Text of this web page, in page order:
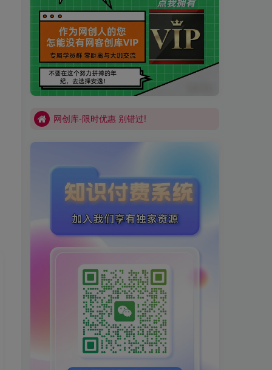
买VIP会员或加盟商-全年最低价-立即抢额
网创库-限时优惠 别错过!
买VIP会员或加盟商-全年最低价-立即抢额
网创库-限时优惠 别错过!